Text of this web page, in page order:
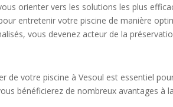
orienter vers les solutions les plus
entretenir votre piscine de manière
vous devenez acteur de la
de votre piscine à Vesoul est essentiel
bénéficierez de nombreux avantages à